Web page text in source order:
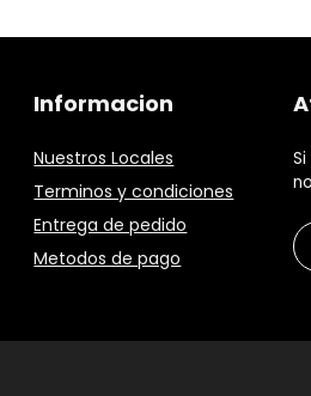
Informacion
Nuestros Locales
Terminos y condiciones
Entrega de pedido
Metodos de pago